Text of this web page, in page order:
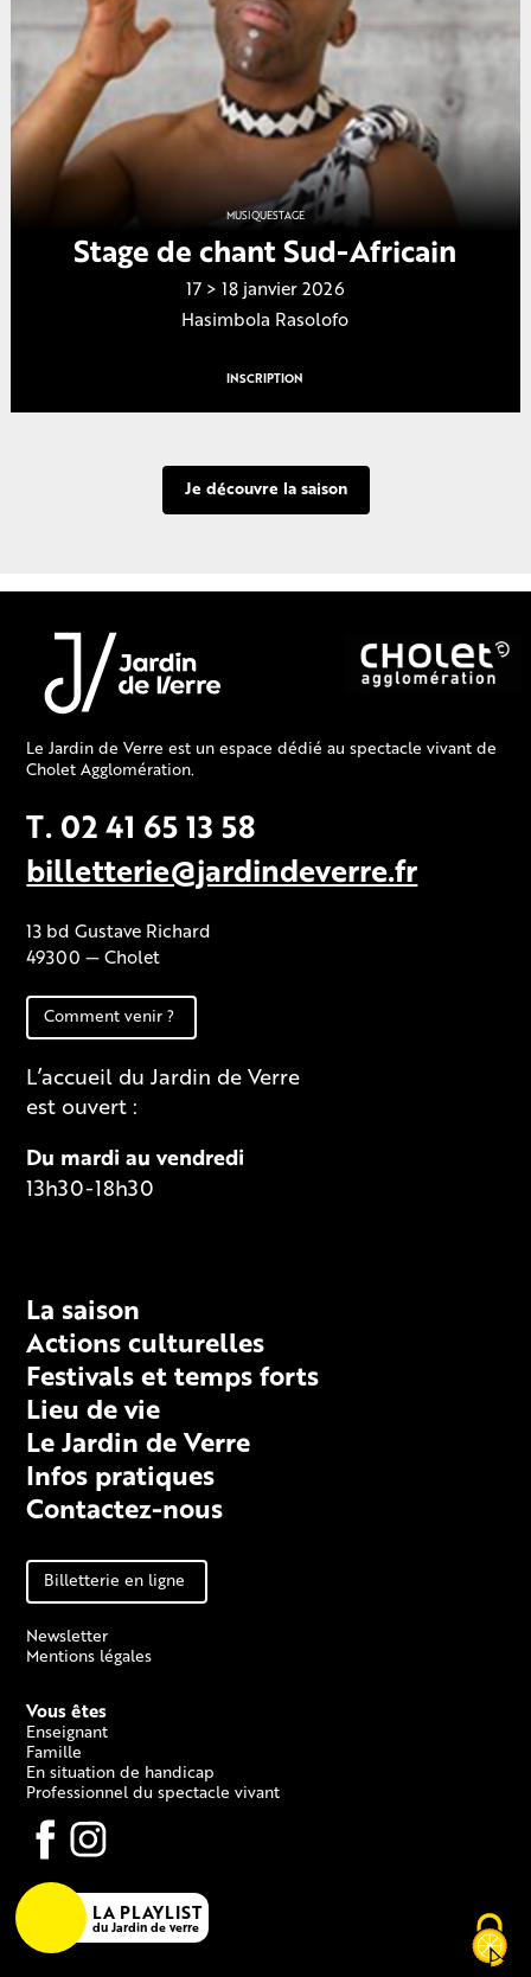
MUSIQUESTAGE
Stage de chant Sud-Africain
17 > 18 janvier 2026
Hasimbola Rasolofo
INSCRIPTION
Je découvre la saison
Le Jardin de Verre est un espace dédié au spectacle vivant de
Cholet Agglomération.
T. 02 41 65 13 58
billetterie@jardindeverre.fr
13 bd Gustave Richard
49300 — Cholet
Comment venir ?
L’accueil du Jardin de Verre
est ouvert :
Du mardi au vendredi
13h30-18h30
La saison
Actions culturelles
Festivals et temps forts
Lieu de vie
Le Jardin de Verre
Infos pratiques
Contactez-nous
Billetterie en ligne
Newsletter
Mentions légales
Vous êtes
Enseignant
Famille
En situation de handicap
Professionnel du spectacle vivant